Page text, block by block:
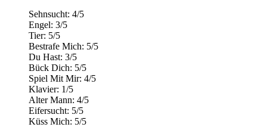
Sehnsucht: 4/5
Engel: 3/5
Tier: 5/5
Bestrafe Mich: 5/5
Du Hast: 3/5
Bück Dich: 5/5
Spiel Mit Mir: 4/5
Klavier: 1/5
Alter Mann: 4/5
Eifersucht: 5/5
Küss Mich: 5/5